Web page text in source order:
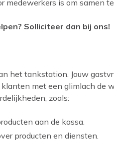
is om samen
Solliciteer dan bij ons!
het tankstation. Jouw
met een glimlach de
zoals:
aan de kassa.
producten en diensten.